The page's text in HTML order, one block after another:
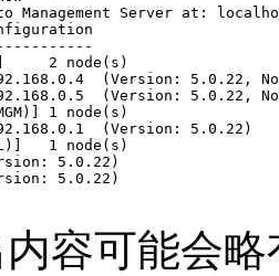
容可能会